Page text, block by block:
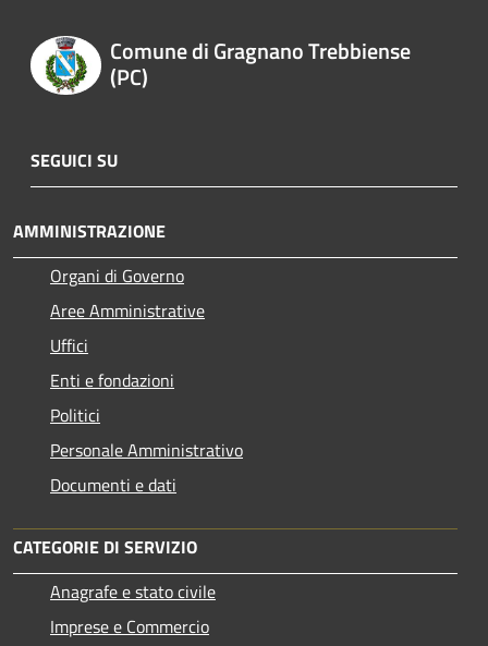
Comune di Gragnano Trebbiense
(PC)
SEGUICI SU
AMMINISTRAZIONE
Organi di Governo
Aree Amministrative
Uffici
Enti e fondazioni
Politici
Personale Amministrativo
Documenti e dati
CATEGORIE DI SERVIZIO
Anagrafe e stato civile
Imprese e Commercio